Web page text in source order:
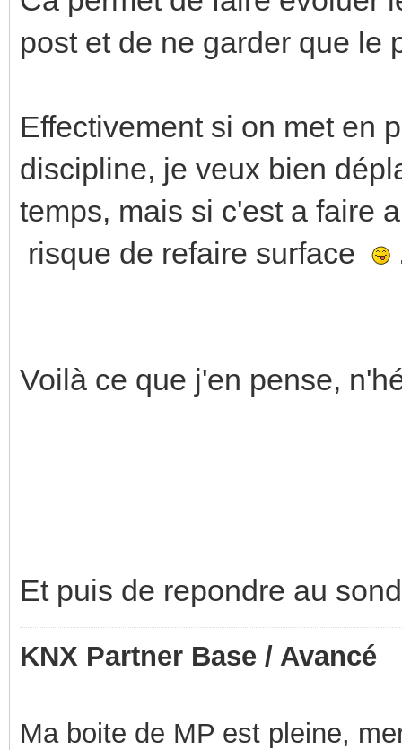
post et de ne garder que le
Effectivement si on met en
discipline, je veux bien
temps, mais si c'est a faire
risque de refaire surface
Voilà ce que j'en pense,
Et puis de repondre au
KNX Partner Base / Avancé
Ma boite de MP est pleine,